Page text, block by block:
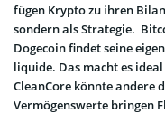
fügen Krypto zu ihren
sondern als Strategie.
Dogecoin findet seine
liquide. Das macht es
CleanCore könnte andere
Vermögenswerte bringen